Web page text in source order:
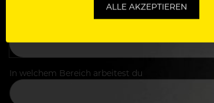
In welchem Bereich arbeitest du
ALLE AKZEPTIEREN